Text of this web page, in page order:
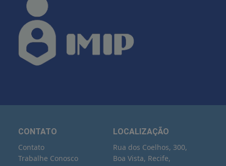
CONTATO
Contato
Trabalhe Conosco
LOCALIZAÇÃO
Rua dos Coelhos, 300,
Boa Vista, Recife,